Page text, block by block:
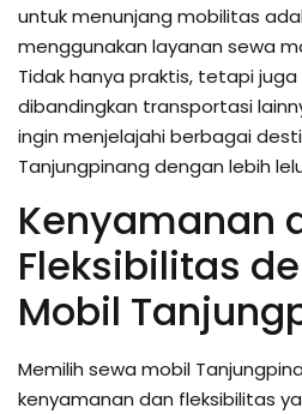
untuk menunjang mobilitas
menggunakan layanan sewa
Tidak hanya praktis, tetapi
dibandingkan transportasi
ingin menjelajahi berbagai
Tanjungpinang dengan lebih
Kenyamanan
Fleksibilitas
Mobil
Memilih sewa mobil
kenyamanan dan fleksibilitas